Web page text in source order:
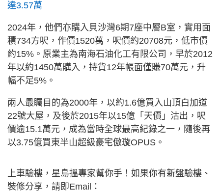
達3.57萬
2024年，他們亦購入貝沙灣6期7座中層B室，實用面
積734方呎，作價1520萬，呎價約20708元，低市價
約15%。原業主為南海石油化工有限公司，早於2012
年以約1450萬購入，持貨12年帳面僅賺70萬元，升
幅不足5%。
兩人最矚目的為2000年，以約1.6億買入山頂白加道
22號大屋，及後於2015年以15億「天價」沽出，呎
價逾15.1萬元，成為當時全球最高紀錄之一，隨後再
以3.75億買東半山超級豪宅傲璇OPUS。
上車驗樓，星島搵專家幫你手！如果你有新盤驗樓、
裝修分享，請即Email：